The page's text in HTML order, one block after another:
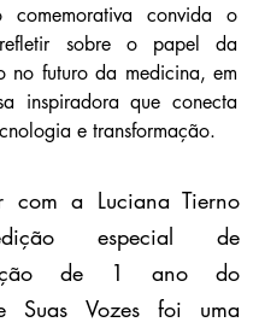
comemorativa convida o
sobre o papel da
no futuro da medicina, em
inspiradora que conecta
e transformação.
com a Luciana Tierno
especial de
de 1 ano do
Suas Vozes foi uma